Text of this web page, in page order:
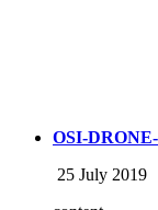
OSI-
25 July 2019